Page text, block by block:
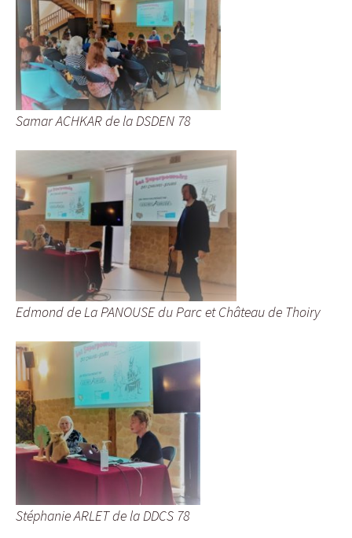
Samar ACHKAR de la DSDEN 78
Edmond de La PANOUSE du Parc et Château de Thoiry
Stéphanie ARLET de la DDCS 78